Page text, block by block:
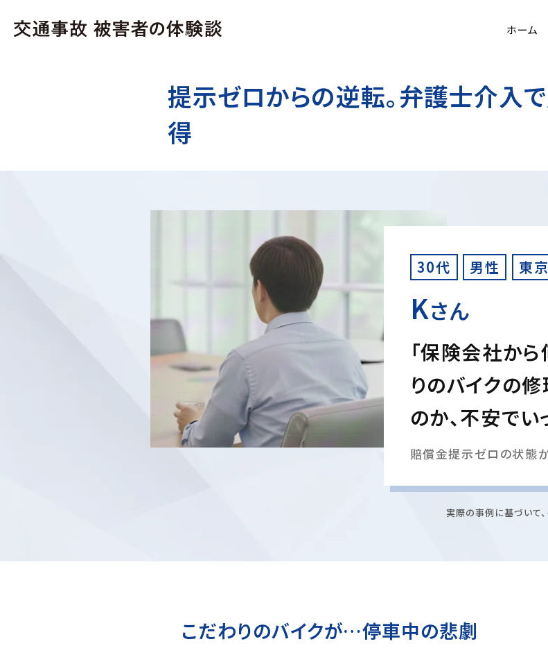
ホーム
提示ゼロからの逆転。弁護士介入
得
30代 男性 東
Kさん
「保険会社か
りのバイクの
のか、不安でい
賠償金提示ゼロの状態
実際の事例に基づいて
こだわりのバイクが…停車中の悲劇